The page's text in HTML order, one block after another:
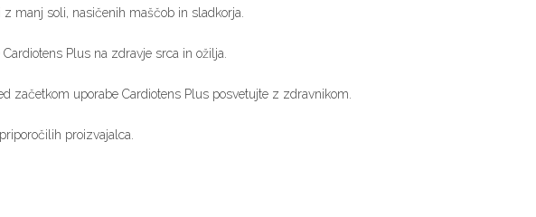
manj soli, nasičenih maščob in sladkorja.
Plus na zdravje srca in ožilja.
začetkom uporabe Cardiotens Plus posvetujte z zdravnikom.
proizvajalca.